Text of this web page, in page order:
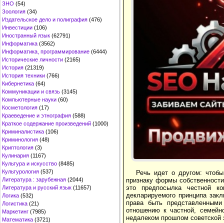
ЗНО (54)
Зоология (34)
Издательское дело и полиграфия (476)
Инвестиции (106)
Иностранный язык (62791)
Информатика (3562)
Информатика, программирование (6444)
Исторические личности (2165)
История (21319)
История техники (766)
Кибернетика (64)
Коммуникации и связь (3145)
Компьютерные науки (60)
Косметология (17)
Краеведение и этнография (588)
Краткое содержание произведений (1000)
Криминалистика (106)
Криминология (48)
Криптология (3)
Кулинария (1167)
Культура и искусство (8485)
Культурология (537)
Литература : зарубежная (2044)
Литература и русский язык (11657)
Логика (532)
Логистика (21)
Маркетинг (7985)
Математика (3721)
Речь идет о другом:
признаку формы
это предпосылка честной
декларируемого принципа
права быть
отношению к частной,
недалеком прошлом советской